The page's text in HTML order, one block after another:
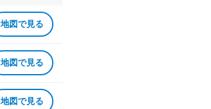
地図で見る
地図で見る
地図で見る